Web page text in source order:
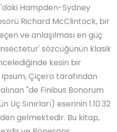
Hampden-Sydney
Richard McClintock, bir
ve anlaşılması en güç
sözcüğünün klasik
kesin bir
Çiçero tarafından
"de Finibus Bonorum
Sınırları) eserinin 1.10.32
gelmektedir. Bu kitap,